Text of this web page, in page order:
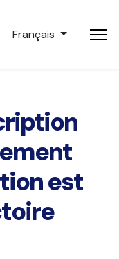
Sélectionnez votre
Français
est